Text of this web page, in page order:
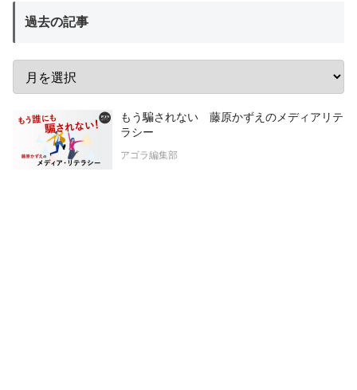
過去の記事
もう騙されない 藤原かずえのメディアリテ
ラシー
アゴラ編集部